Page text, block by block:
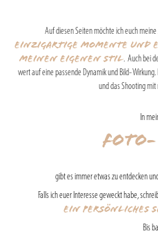
Auf diesen Seiten möchte ich euch
einzigartige Momente und
meinen eigenen Stil. Auch bei
wert auf eine passende Dynamik und Bild-
und das Shooting
In
gibt es immer etwas zu entdecken
Falls ich euer Interesse geweckt habe,
ein persönliches
Bis